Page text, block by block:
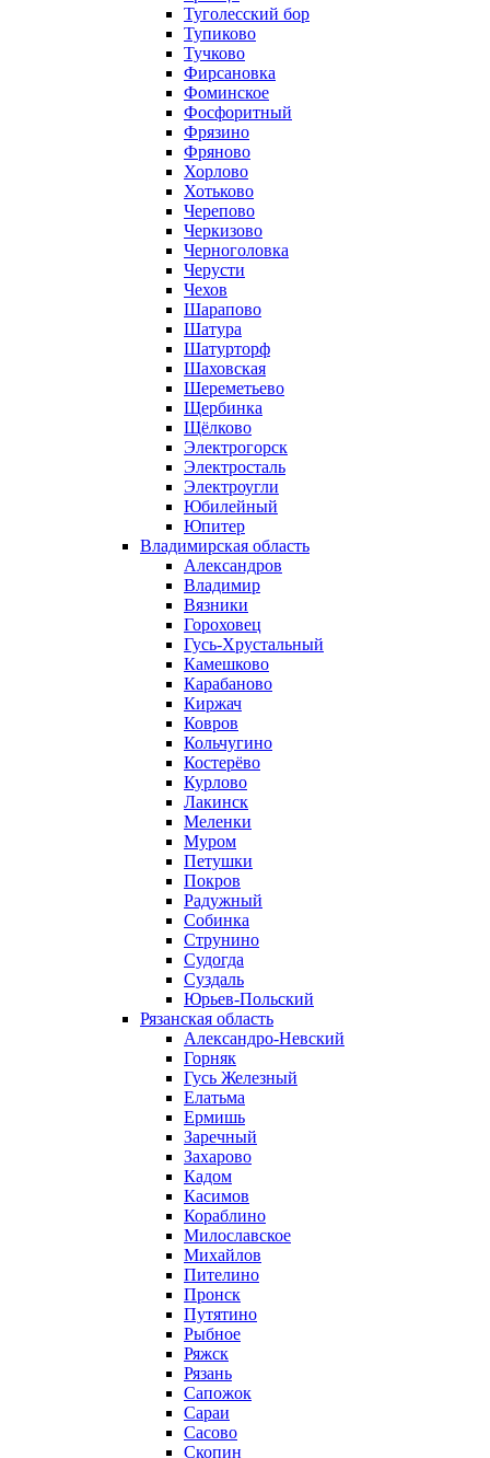
Туголесский бор
Тупиково
Тучково
Фирсановка
Фоминское
Фосфоритный
Фрязино
Фряново
Хорлово
Хотьково
Черепово
Черкизово
Черноголовка
Черусти
Чехов
Шарапово
Шатура
Шатурторф
Шаховская
Шереметьево
Щербинка
Щёлково
Электрогорск
Электросталь
Электроугли
Юбилейный
Юпитер
Владимирская область
Александров
Владимир
Вязники
Гороховец
Гусь-Хрустальный
Камешково
Карабаново
Киржач
Ковров
Кольчугино
Костерёво
Курлово
Лакинск
Меленки
Муром
Петушки
Покров
Радужный
Собинка
Струнино
Судогда
Суздаль
Юрьев-Польский
Рязанская область
Александро-Невский
Горняк
Гусь Железный
Елатьма
Ермишь
Заречный
Захарово
Кадом
Касимов
Кораблино
Милославское
Михайлов
Пителино
Пронск
Путятино
Рыбное
Ряжск
Рязань
Сапожок
Сараи
Сасово
Скопин